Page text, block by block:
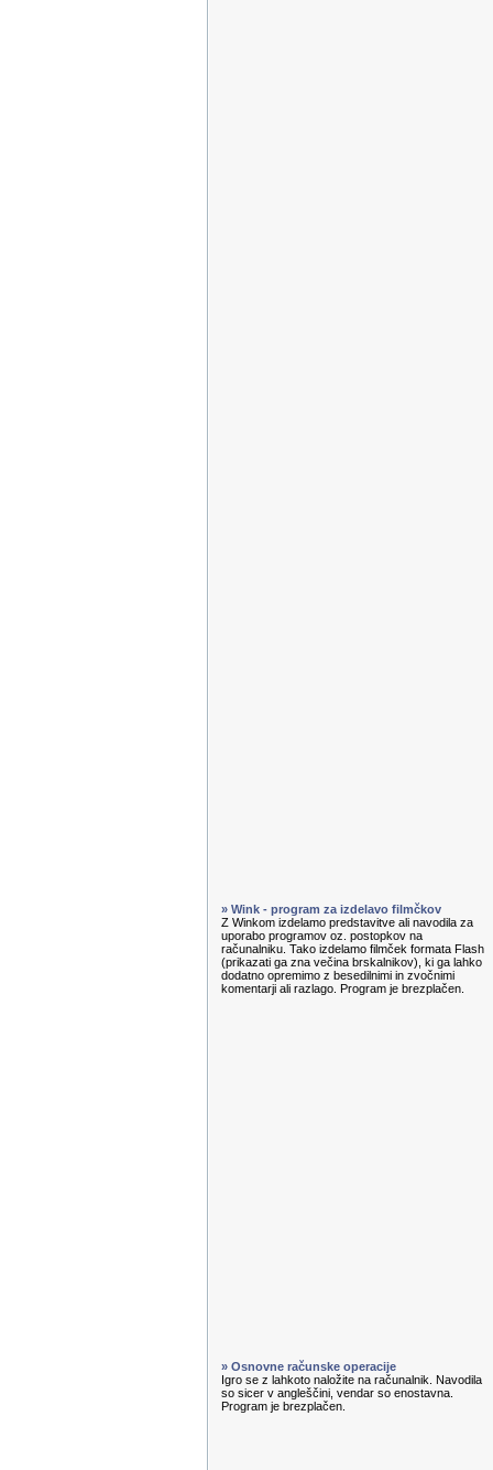
» Wink - program za izdelavo filmčkov
Z Winkom izdelamo predstavitve ali navodila za
uporabo programov oz. postopkov na
računalniku. Tako izdelamo filmček formata Flash
(prikazati ga zna večina brskalnikov), ki ga lahko
dodatno opremimo z besedilnimi in zvočnimi
komentarji ali razlago. Program je brezplačen.
» Osnovne računske operacije
Igro se z lahkoto naložite na računalnik. Navodila
so sicer v angleščini, vendar so enostavna.
Program je brezplačen.